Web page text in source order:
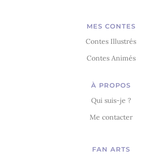
MES CONTES
Contes Illustrés
Contes Animés
À PROPOS
Qui suis-je ?
Me contacter
FAN ARTS